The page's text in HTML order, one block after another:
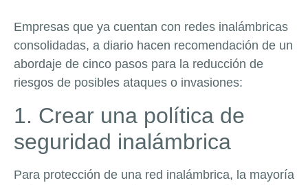
Empresas que ya cuentan con redes inalámbricas
consolidadas, a diario hacen recomendación de un
abordaje de cinco pasos para la reducción de
riesgos de posibles ataques o invasiones:
1. Crear una política de
seguridad inalámbrica
Para protección de una red inalámbrica, la mayoría